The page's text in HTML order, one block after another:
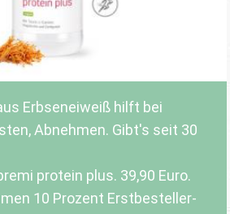
Erbseneiweiß hilft bei
Abnehmen. Gibt's seit 30
protein plus. 39,90 Euro.
10 Prozent Erstbesteller-